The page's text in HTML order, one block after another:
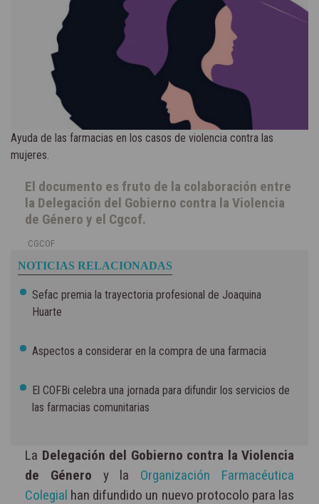
Ayuda de las farmacias en los casos de violencia contra las
mujeres.
El documento es fruto de la colaboración entre
la Delegación del Gobierno contra la Violencia
de Género y el Cgcof.
CGCOF
NOTICIAS RELACIONADAS
Sefac premia la trayectoria profesional de Joaquina
Huarte
Aspectos a considerar en la compra de una farmacia
El COFBi celebra una jornada para difundir los servicios de
las farmacias comunitarias
La Delegación del Gobierno contra la Violencia
de Género y la Organización Farmacéutica
Colegial han difundido un nuevo protocolo para las